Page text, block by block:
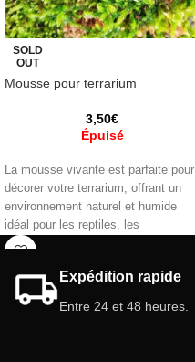
SOLD
OUT
Mousse pour terrarium
3,50€
Épuisé
La mousse vivante est parfaite pour
décorer votre terrarium, offrant un
environnement naturel et humide
idéal pour les reptiles, les
amphibiens, les arthropodes comme
nombreux autres insectes. Il est
durable, facile à utiliser et favorise la
Expédition rapide
Entre 24 et 48 heures.